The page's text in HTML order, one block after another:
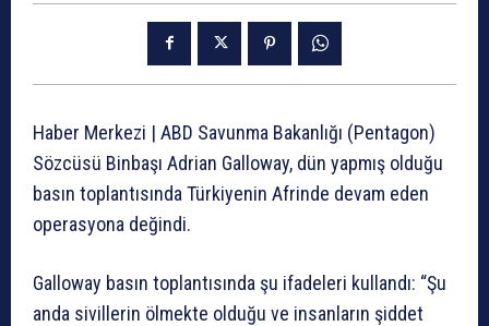
Haber Merkezi | ABD Savunma Bakanlığı (Pentagon)
Sözcüsü Binbaşı Adrian Galloway, dün yapmış olduğu
basın toplantısında Türkiyenin Afrinde devam eden
operasyona değindi.
Galloway basın toplantısında şu ifadeleri kullandı: “Şu
anda sivillerin ölmekte olduğu ve insanların şiddet